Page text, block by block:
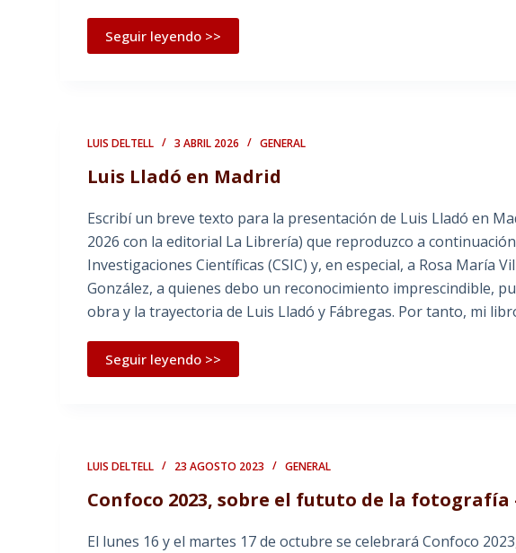
Seguir leyendo >>
LUIS DELTELL 3 ABRIL 2026 GENERAL
Luis Lladó en Madrid
Escribí un breve texto para la presentación de Luis Lladó en
2026 con la editorial La Librería) que reproduzco a
Investigaciones Científicas (CSIC) y, en especial, a Rosa María
González, a quienes debo un reconocimiento imprescindible,
obra y la trayectoria de Luis Lladó y Fábregas. Por tanto, mi
Seguir leyendo >>
LUIS DELTELL 23 AGOSTO 2023 GENERAL
Confoco 2023, sobre el fututo de la fotografía
El lunes 16 y el martes 17 de octubre se celebrará Confoco